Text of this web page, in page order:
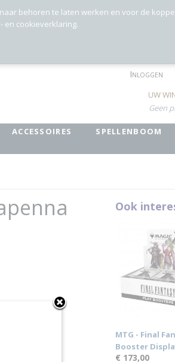
Inloggen
UW
Geen
ACCESSOIRES SPELLENBOOM
Ook
MTG - Final
Booster
€ 173,00
behoren te laten werken en voor de
en cookieverklaring.